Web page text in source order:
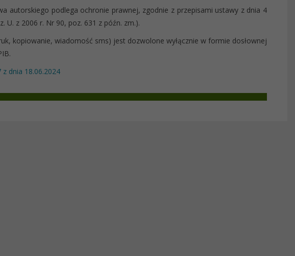
autorskiego podlega ochronie prawnej, zgodnie z przepisami ustawy z dnia 4
U. z 2006 r. Nr 90, poz. 631 z późn. zm.).
kopiowanie, wiadomość sms) jest dozwolone wyłącznie w formie dosłownej
dnia 18.06.2024